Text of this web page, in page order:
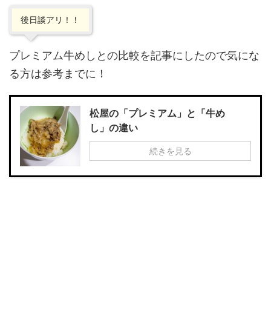
後日談アリ！！
プレミアム牛めしとの比較を記事にしたので気にな
る方は参考までに！
松屋の「プレミアム」と「牛め
し」の違い
続きを見る